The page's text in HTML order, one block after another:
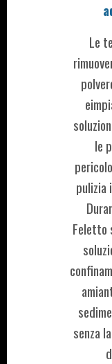
Le
le
pulizia
Feletto
senza